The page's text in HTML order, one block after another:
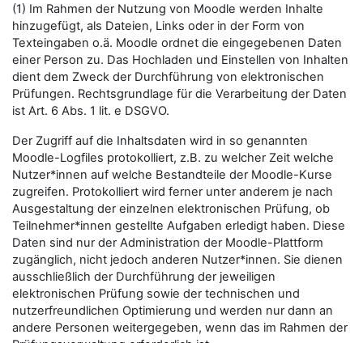
(1) Im Rahmen der Nutzung von Moodle werden Inhalte
hinzugefügt, als Dateien, Links oder in der Form von
Texteingaben o.ä. Moodle ordnet die eingegebenen Daten
einer Person zu. Das Hochladen und Einstellen von Inhalten
dient dem Zweck der Durchführung von elektronischen
Prüfungen. Rechtsgrundlage für die Verarbeitung der Daten
ist Art. 6 Abs. 1 lit. e DSGVO.
Der Zugriff auf die Inhaltsdaten wird in so genannten
Moodle-Logfiles protokolliert, z.B. zu welcher Zeit welche
Nutzer*innen auf welche Bestandteile der Moodle-Kurse
zugreifen. Protokolliert wird ferner unter anderem je nach
Ausgestaltung der einzelnen elektronischen Prüfung, ob
Teilnehmer*innen gestellte Aufgaben erledigt haben. Diese
Daten sind nur der Administration der Moodle-Plattform
zugänglich, nicht jedoch anderen Nutzer*innen. Sie dienen
ausschließlich der Durchführung der jeweiligen
elektronischen Prüfung sowie der technischen und
nutzerfreundlichen Optimierung und werden nur dann an
andere Personen weitergegeben, wenn das im Rahmen der